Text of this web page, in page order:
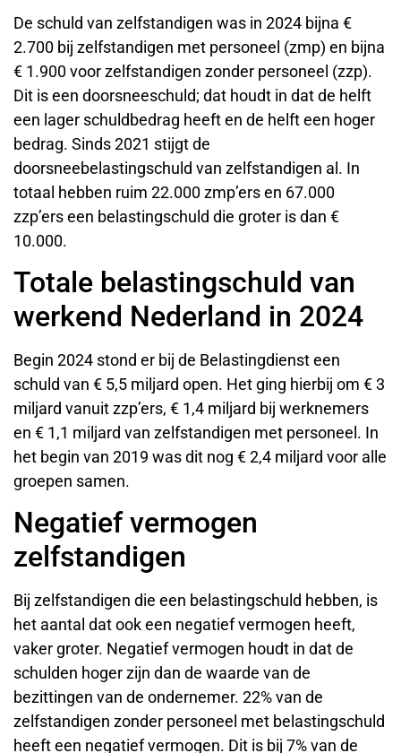
De schuld van zelfstandigen was in 2024 bijna €
2.700 bij zelfstandigen met personeel (zmp) en bijna
€ 1.900 voor zelfstandigen zonder personeel (zzp).
Dit is een doorsneeschuld; dat houdt in dat de helft
een lager schuldbedrag heeft en de helft een hoger
bedrag. Sinds 2021 stijgt de
doorsneebelastingschuld van zelfstandigen al. In
totaal hebben ruim 22.000 zmp’ers en 67.000
zzp’ers een belastingschuld die groter is dan €
10.000.
Totale belastingschuld van
werkend Nederland in 2024
Begin 2024 stond er bij de Belastingdienst een
schuld van € 5,5 miljard open. Het ging hierbij om € 3
miljard vanuit zzp’ers, € 1,4 miljard bij werknemers
en € 1,1 miljard van zelfstandigen met personeel. In
het begin van 2019 was dit nog € 2,4 miljard voor alle
groepen samen.
Negatief vermogen
zelfstandigen
Bij zelfstandigen die een belastingschuld hebben, is
het aantal dat ook een negatief vermogen heeft,
vaker groter. Negatief vermogen houdt in dat de
schulden hoger zijn dan de waarde van de
bezittingen van de ondernemer. 22% van de
zelfstandigen zonder personeel met belastingschuld
heeft een negatief vermogen. Dit is bij 7% van de